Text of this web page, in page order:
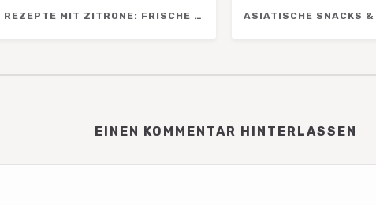
REZEPTE MIT ZITRONE: FRISCHE IDEEN FÜR JEDEN TAG
EINEN KOMMENTAR HINTERLASSEN